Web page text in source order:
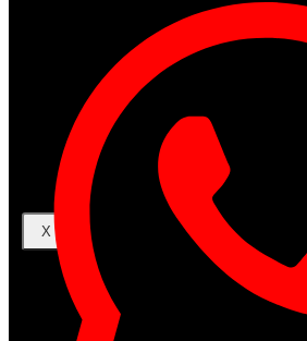
Contacto
Acceder
Iniciar Sesion
Registro
Restablecer la contraseña
X